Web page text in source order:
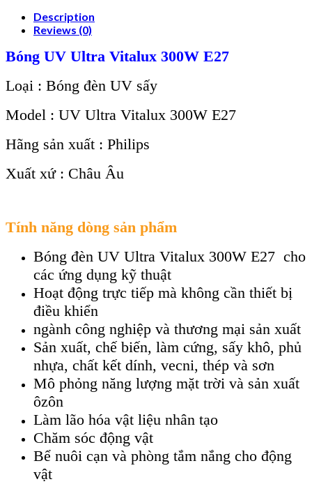
Description
Reviews (0)
Bóng UV Ultra Vitalux 300W E27
Loại : Bóng đèn UV sấy
Model : UV Ultra Vitalux 300W E27
Hãng sản xuất : Philips
Xuất xứ : Châu Âu
Tính năng dòng sản phẩm
Bóng đèn UV Ultra Vitalux 300W E27 cho
các ứng dụng kỹ thuật
Hoạt động trực tiếp mà không cần thiết bị
điều khiển
ngành công nghiệp và thương mại sản xuất
Sản xuất, chế biến, làm cứng, sấy khô, phủ
nhựa, chất kết dính, vecni, thép và sơn
Mô phỏng năng lượng mặt trời và sản xuất
ôzôn
Làm lão hóa vật liệu nhân tạo
Chăm sóc động vật
Bể nuôi cạn và phòng tắm nắng cho động
vật